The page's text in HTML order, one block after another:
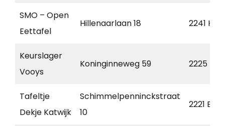
SMO – Open
Eettafel
Hillenaarlaan 18 2241 HX
Keurslager
Vooys
Koninginneweg 59 2225 HJ
Tafeltje
Dekje Katwijk
Schimmelpenninckstraat
10
2221 EP